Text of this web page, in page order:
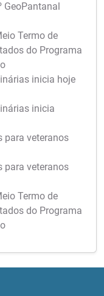
GeoPantanal
Termo de
do Programa
inicia hoje
inicia
para veteranos
para veteranos
Termo de
do Programa